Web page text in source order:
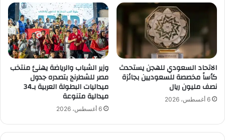
جم
ت
ر
و
ت
ع
الاتحاد السعودي للهجن يستحدث
كأساً مخصصة للسعوديين بجائزة
نصف مليون ريال
6 أغسطس، 2026
وزير الشباب والرياضة يهنئ منتخب
مصر للشطرنج بتصدره جدول
ميداليات البطولة العربية بـ34
ميدالية متنوعة
6 أغسطس، 2026